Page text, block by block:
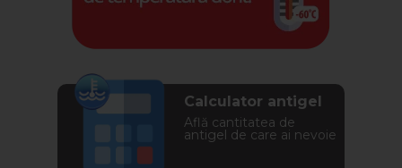
Calculator antigel
Află cantitatea de
antigel de care ai nevoie